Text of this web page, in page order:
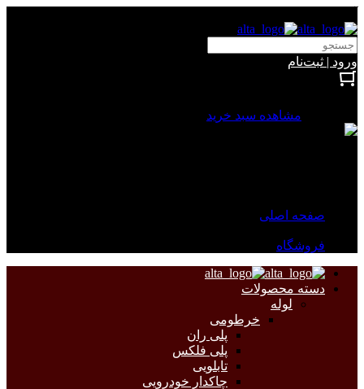
ورود | ثبت‌نام
مشاهده سبد خرید
صفحه اصلی
فروشگاه
دسته محصولات
لوله
خرطومی
پلی ران
پلی فلکس
تابلویی
چاکدار خودرویی